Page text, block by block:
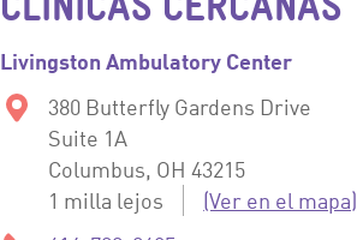
Livingston Ambulatory Center
Dirección:
380 Butterfly Gardens Drive
Suite 1A
Columbus, OH 43215
Distancia:
1 milla lejos Externo:
(Ver en el mapa)